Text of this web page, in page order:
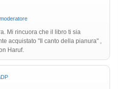
Mi rincuora che il libro ti sia
acquistato "Il canto della pianura" ,
Haruf.